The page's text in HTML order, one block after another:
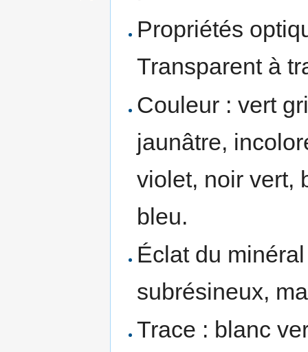
Propriétés
Transparent à
Couleur : vert
jaunâtre,
violet, noir vert,
bleu.
Éclat du
subrésineux,
Trace : blanc